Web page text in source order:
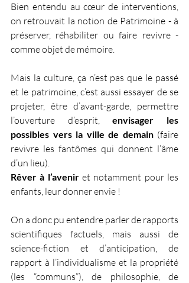
Bien entendu au cœur de interventions,
on retrouvait la notion de Patrimoine - à
préserver, réhabiliter ou faire revivre -
comme objet de mémoire.
Mais la culture, ça n’est pas que le passé
et le patrimoine, c’est aussi essayer de se
projeter, être d’avant-garde, permettre
l’ouverture d’esprit, envisager les
possibles vers la ville de demain (faire
revivre les fantômes qui donnent l’âme
d’un lieu).
Rêver à l’avenir et notamment pour les
enfants, leur donner envie !
On a donc pu entendre parler de rapports
scientifiques factuels, mais aussi de
science-fiction et d’anticipation, de
rapport à l’individualisme et la propriété
(les “communs”), de philosophie, de